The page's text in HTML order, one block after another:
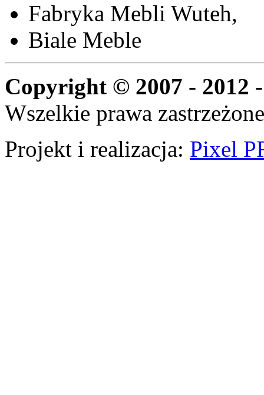
Fabryka Mebli Wuteh,
Biale Meble
Copyright © 2007 - 2012
Wszelkie prawa
Projekt i realizacja: Pixel